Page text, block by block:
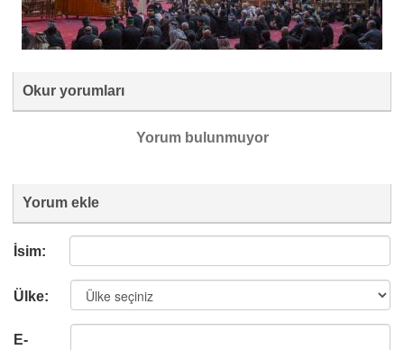
Okur yorumları
Yorum bulunmuyor
Yorum ekle
İsim:
Ülke:
E-